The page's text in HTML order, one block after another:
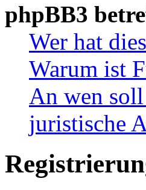
phpBB3
Wer hat
Warum ist
An wen
juristische